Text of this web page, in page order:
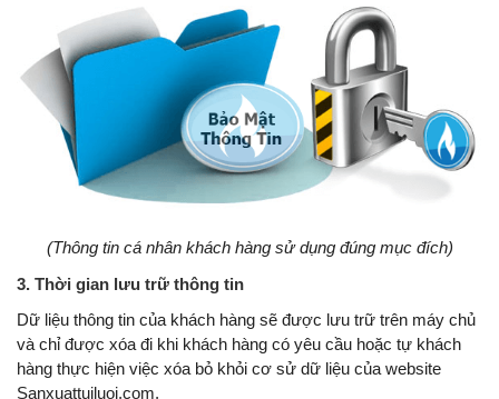
(Thông tin cá nhân khách hàng sử dụng đúng mục đích)
3. Thời gian lưu trữ thông tin
Dữ liệu thông tin của khách hàng sẽ được lưu trữ trên máy chủ
và chỉ được xóa đi khi khách hàng có yêu cầu hoặc tự khách
hàng thực hiện việc xóa bỏ khỏi cơ sử dữ liệu của website
Sanxuattuiluoi.com.